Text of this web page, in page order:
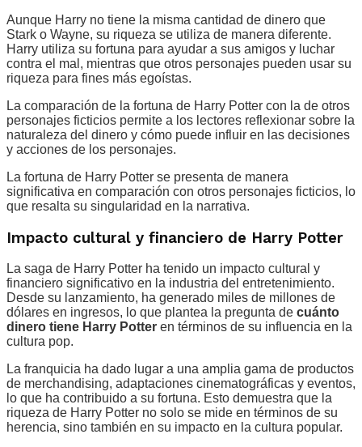
Aunque Harry no tiene la misma cantidad de dinero que
Stark o Wayne, su riqueza se utiliza de manera diferente.
Harry utiliza su fortuna para ayudar a sus amigos y luchar
contra el mal, mientras que otros personajes pueden usar su
riqueza para fines más egoístas.
La comparación de la fortuna de Harry Potter con la de otros
personajes ficticios permite a los lectores reflexionar sobre la
naturaleza del dinero y cómo puede influir en las decisiones
y acciones de los personajes.
La fortuna de Harry Potter se presenta de manera
significativa en comparación con otros personajes ficticios, lo
que resalta su singularidad en la narrativa.
Impacto cultural y financiero de Harry Potter
La saga de Harry Potter ha tenido un impacto cultural y
financiero significativo en la industria del entretenimiento.
Desde su lanzamiento, ha generado miles de millones de
dólares en ingresos, lo que plantea la pregunta de cuánto
dinero tiene Harry Potter en términos de su influencia en la
cultura pop.
La franquicia ha dado lugar a una amplia gama de productos
de merchandising, adaptaciones cinematográficas y eventos,
lo que ha contribuido a su fortuna. Esto demuestra que la
riqueza de Harry Potter no solo se mide en términos de su
herencia, sino también en su impacto en la cultura popular.